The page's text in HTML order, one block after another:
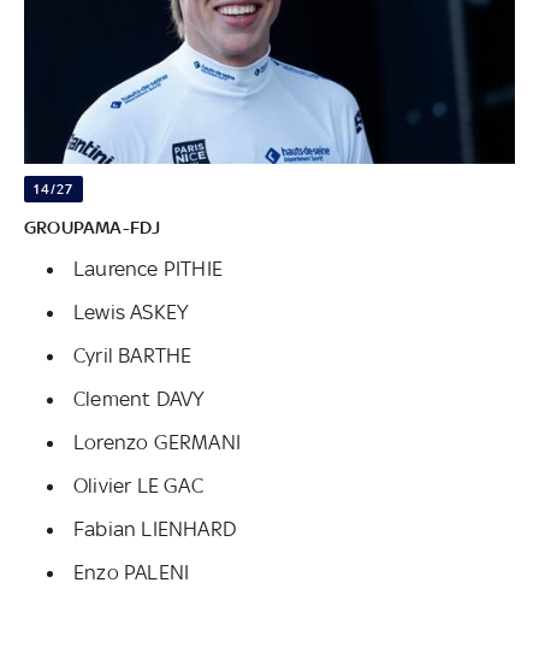
14/27
GROUPAMA-FDJ
Laurence PITHIE
Lewis ASKEY
Cyril BARTHE
Clement DAVY
Lorenzo GERMANI
Olivier LE GAC
Fabian LIENHARD
Enzo PALENI